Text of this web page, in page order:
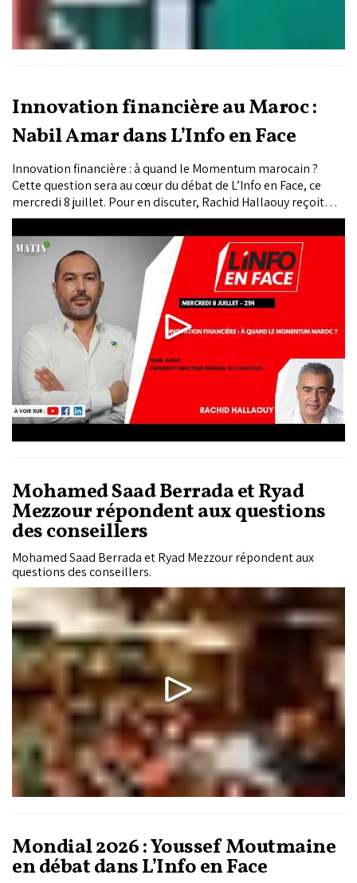
Innovation financière au Maroc :
Nabil Amar dans L’Info en Face
Innovation financière : à quand le Momentum marocain ?
Cette question sera au cœur du débat de L’Info en Face, ce
mercredi 8 juillet. Pour en discuter, Rachid Hallaouy reçoit
Nabil Amar, président-directeur général de Cash Plus.
Mohamed Saad Berrada et Ryad
Mezzour répondent aux questions
des conseillers
Mohamed Saad Berrada et Ryad Mezzour répondent aux
questions des conseillers.
Mondial 2026 : Youssef Moutmaine
en débat dans L’Info en Face